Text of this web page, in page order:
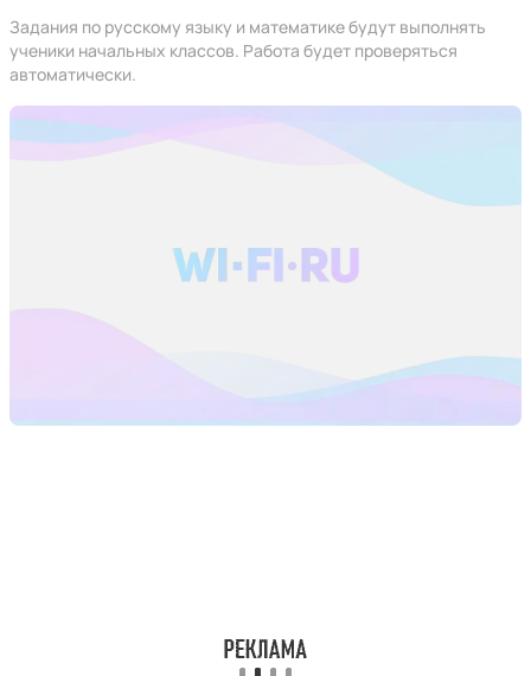
Задания по русскому языку и математике будут выполнять
ученики начальных классов. Работа будет проверяться
автоматически.